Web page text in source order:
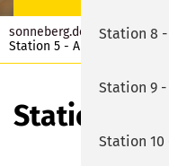
sonneberg.de Erleben
Station 5 - An den
Station 5
Station 8
Station 9
Station 10